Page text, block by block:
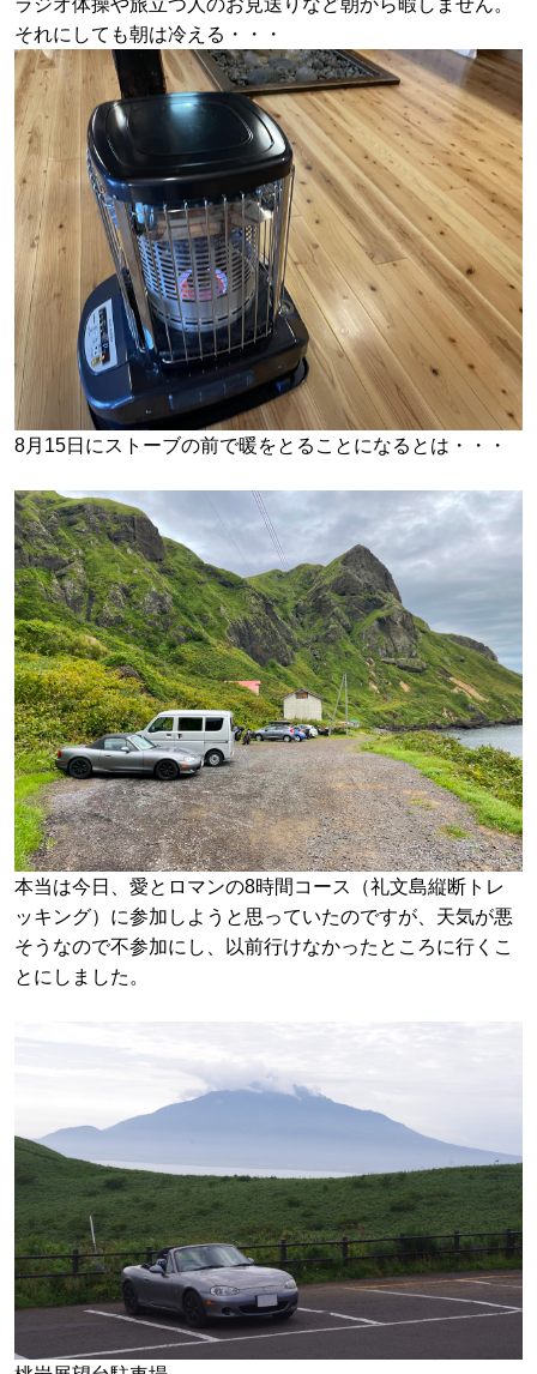
ラジオ体操や旅立つ人のお見送りなど朝から暇しません。
それにしても朝は冷える・・・
8月15日にストーブの前で暖をとることになるとは・・・
本当は今日、愛とロマンの8時間コース（礼文島縦断トレ
ッキング）に参加しようと思っていたのですが、天気が悪
そうなので不参加にし、以前行けなかったところに行くこ
とにしました。